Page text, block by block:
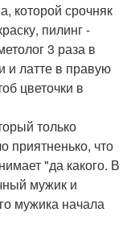
которой срочняк
пилинг -
3 раза в
и латте в правую
цветочки в
только
приятненько, что
"да какого. В
мужик и
мужика начала